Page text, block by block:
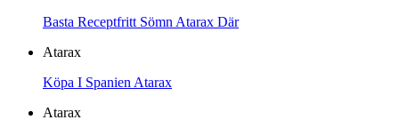
Basta Receptfritt Sömn Atarax Där
Atarax
Köpa I Spanien Atarax
Atarax